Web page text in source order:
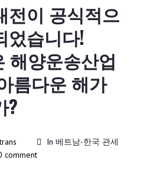
전이 공식적으
었습니다!
해양운송산업
름다운 해가
?
In 베트남-한국 관세
comment